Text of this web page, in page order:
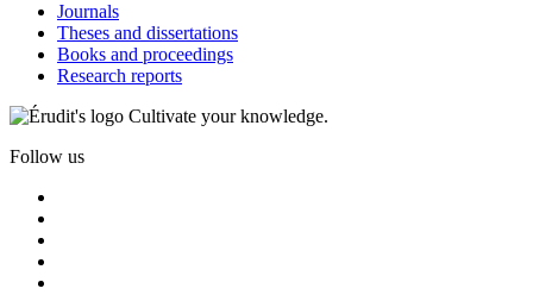
Journals
Theses and dissertations
Books and proceedings
Research reports
Cultivate your knowledge.
Follow us